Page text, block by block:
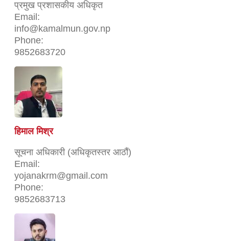
प्रमुख प्रशासकीय अधिकृत
Email:
info@kamalmun.gov.np
Phone:
9852683720
हिमाल मिश्र
सूचना अधिकारी (अधिकृतस्तर आठौं)
Email:
yojanakrm@gmail.com
Phone:
9852683713